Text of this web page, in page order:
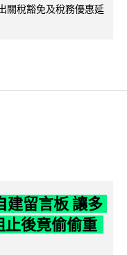
關稅豁免及稅務優惠延
建留言板 讓多
止後竟偷偷重